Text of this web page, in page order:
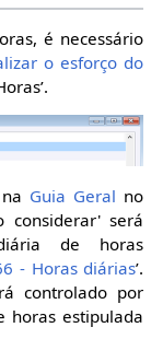
é necessário
o esforço do
Guia Geral no
considerar' será
de horas
- Horas diárias’.
controlado por
horas estipulada